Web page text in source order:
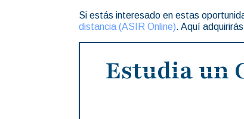
Si estás interesado en estas
distancia (ASIR Online). Aquí
Estudia un